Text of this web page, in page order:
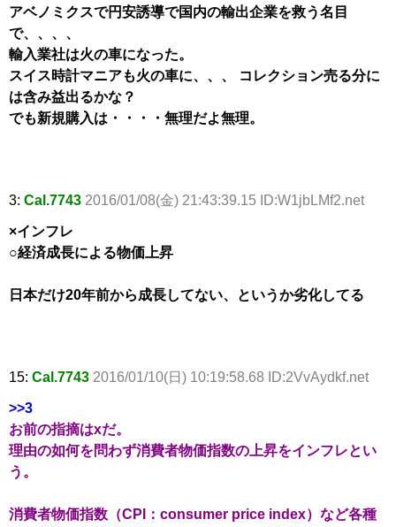
アベノミクスで円安誘導で国内の輸出企業を救う名目
で、、、、
輸入業社は火の車になった。
スイス時計マニアも火の車に、、、 コレクション売る分に
は含み益出るかな？
でも新規購入は・・・・無理だよ無理。
3: Cal.7743 2016/01/08(金) 21:43:39.15 ID:W1jbLMf2.net
×インフレ
○経済成長による物価上昇
日本だけ20年前から成長してない、というか劣化してる
15: Cal.7743 2016/01/10(日) 10:19:58.68 ID:2VvAydkf.net
>>3
お前の指摘はxだ。
理由の如何を問わず消費者物価指数の上昇をインフレとい
う。
消費者物価指数（CPI：consumer price index）など各種